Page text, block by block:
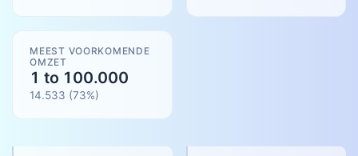
MEEST VOORKOMENDE
OMZET
1 to 100.000
14.533 (73%)